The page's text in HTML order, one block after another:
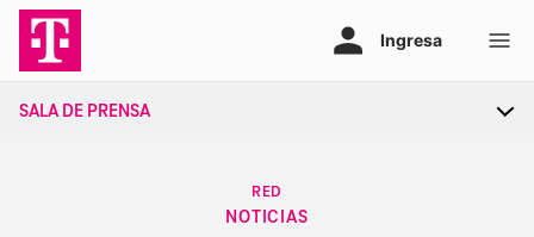
contenido
SALA DE PRENSA
RED
NOTICIAS